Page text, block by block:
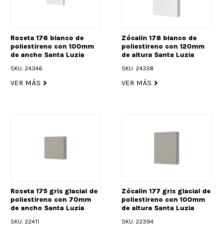
Roseta 176 blanco de
poliestireno con 100mm
de ancho Santa Luzia
SKU: 24346
VER MÁS
Zócalin 178 blanco de
poliestireno con 120mm
de altura Santa Luzia
SKU: 24338
VER MÁS
Roseta 175 gris glacial de
poliestireno con 70mm
de ancho Santa Luzia
SKU: 22411
Zócalin 177 gris glacial de
poliestireno con 100mm
de altura Santa Luzia
SKU: 22394